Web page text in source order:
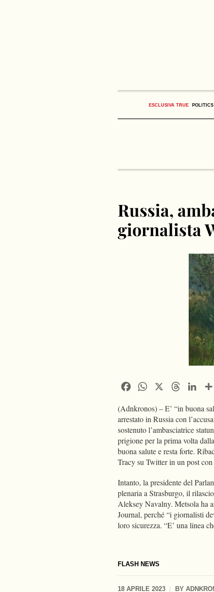
ESCLUSIVA TRUE POLITICS
FLASH NEWS
Russia,
giornalista
18 APRILE 2023 BY
FacebookWhatsApp Threads
(Adnkronos) – E’ “in buona
arrestato in Russia con
sostenuto l’ambasciatrice
prigione per la prima volta
buona salute e resta forte.
Tracy su Twitter in un post con
Intanto, la presidente del
plenaria a Strasburgo, il
Aleksey Navalny. Metsola ha
Journal, perché “i giornalisti
loro sicurezza. “E’ una linea